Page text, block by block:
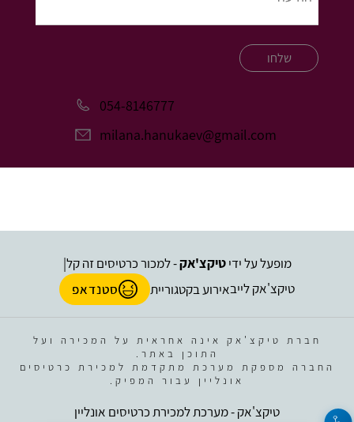
שלחו
054-8146777
milana.hanukaev@gmail.com
מופעל על ידיטיקצ'אק- למכור כרטיסים זה קל|
טיקצ'אק לייבאירוע בקטגוריית סטנדאפ
חברת טיקצ'אק אינה אחראית על המכירה ועל
התוכן באתר.
החברה מספקת מערכת מתקדמת למכירת כרטיסים
אונליין עבור המפיק.
טיקצ'אק - מערכת למכירת כרטיסים אונליין